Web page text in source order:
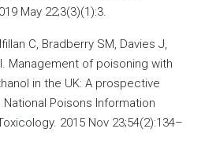
May 22;3(3)(1):3.
C, Bradberry SM, Davies J,
Management of poisoning with
in the UK: A prospective
Poisons Information
2015 Nov 23;54(2):134–